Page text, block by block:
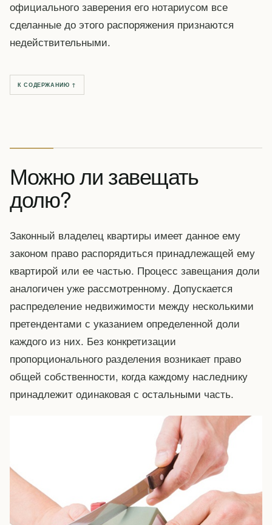
официального заверения его нотариусом все
сделанные до этого распоряжения признаются
недействительными.
К СОДЕРЖАНИЮ ↑
Можно ли завещать
долю?
Законный владелец квартиры имеет данное ему
законом право распорядиться принадлежащей ему
квартирой или ее частью. Процесс завещания доли
аналогичен уже рассмотренному. Допускается
распределение недвижимости между несколькими
претендентами с указанием определенной доли
каждого из них. Без конкретизации
пропорционального разделения возникает право
общей собственности, когда каждому наследнику
принадлежит одинаковая с остальными часть.